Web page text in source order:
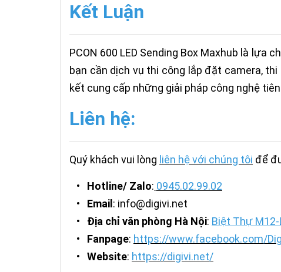
Kết Luận
PCON 600 LED Sending Box Maxhub là lựa
bạn cần dịch vụ thi công lắp đặt camera,
kết cung cấp những giải pháp công nghệ
Liên hệ:
Quý khách vui lòng liên hệ với chúng tôi để
• Hotline/ Zalo: 0945.02.99.02
• Email : info@digivi.net
• Địa chỉ văn phòng Hà Nội: Biệt Thự M12-
• Fanpage: https://www.facebook.com/
• Website: https://digivi.net/